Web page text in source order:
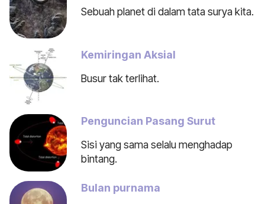
Sebuah planet di dalam tata surya kita.
Kemiringan Aksial
Busur tak terlihat.
Penguncian Pasang Surut
Sisi yang sama selalu menghadap
bintang.
Bulan purnama